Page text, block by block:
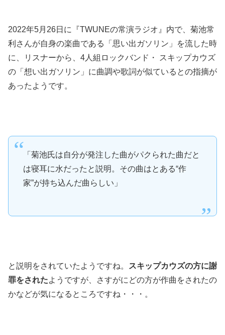
2022年5月26日に『TWUNEの常演ラジオ』内で、菊池常
利さんが自身の楽曲である「思い出ガソリン」を流した時
に、リスナーから、4人組ロックバンド・ スキップカウズ
の「想い出ガソリン」に曲調や歌詞が似ているとの指摘が
あったようです。
「菊池氏は自分が発注した曲がパクられた曲だと
は寝耳に水だったと説明。その曲はとある“作
家”が持ち込んだ曲らしい」
と説明をされていたようですね。 スキップカウズの方に謝
罪をされたようですが、さすがにどの方が作曲をされたの
かなどが気になるところですね・・・。